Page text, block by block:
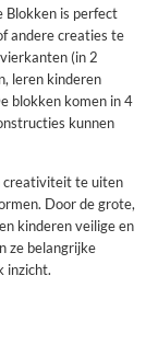
Blokken is perfect
andere creaties te
(in 2
leren kinderen
blokken komen in 4
kunnen
creativiteit te uiten
Door de grote,
kinderen veilige en
ze belangrijke
inzicht.